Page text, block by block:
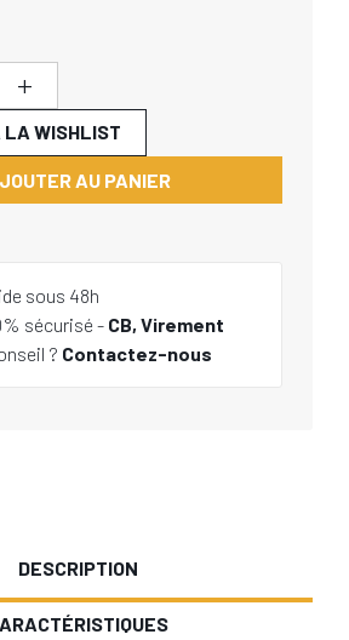
+
AU PANIER
WISHLIST
sous 48h
sécurisé - CB, Virement
? Contactez-nous
DESCRIPTION